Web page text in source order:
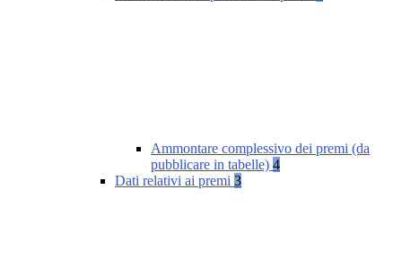
Ammontare complessivo dei premi (da
pubblicare in tabelle) 4
Dati relativi ai premi 3